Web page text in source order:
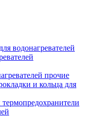
водонагревателей
прочие
и кольца для